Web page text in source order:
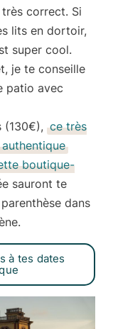
correct. Si
lits en dortoir,
super cool.
, je te conseille
patio avec
(130€), ce très
boutique-
sauront te
dans
à tes dates